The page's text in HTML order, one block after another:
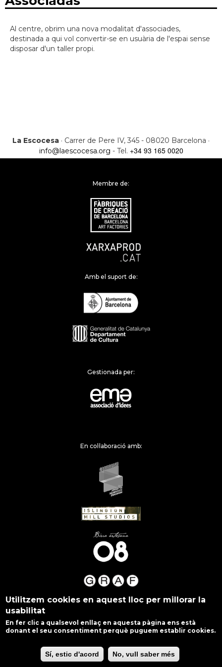
Al centre, obrim una nova modalitat d'associades,
destinada a qui vol convertir-se en usuària de l'espai sense
disposar d'un taller propi.
La Escocesa · Carrer de Pere IV, 345 - 08020 Barcelona ·
info@laescocesa.org - Tel. +34 93 165 0020
Membre de:
Amb el suport de:
Gestionada per:
En col·laboració amb:
Utilitzem cookies en aquest lloc per millorar la
usabilitat
En fer clic a qualsevol enllaç en aquesta pàgina ens està
donant el seu consentiment perquè puguem establir cookies.
Sí, estic d'acord No, vull saber més